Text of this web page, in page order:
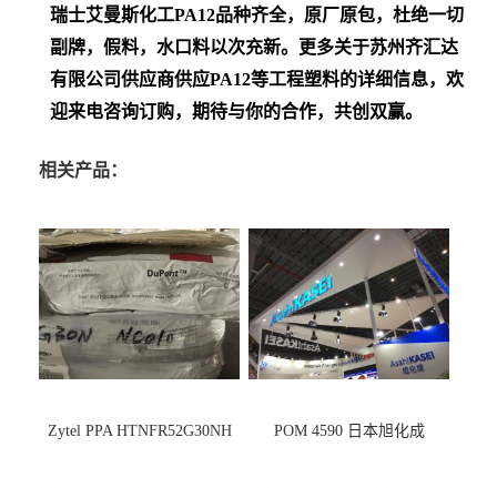
瑞士艾曼斯化工PA12品种齐全，原厂原包，杜绝一切
副牌，假料，水口料以次充新。更多关于苏州齐汇达
有限公司供应商供应PA12等工程塑料的详细信息，欢
迎来电咨询订购，期待与你的合作，共创双赢。
相关产品：
Zytel PPA HTNFR52G30NH POM 4590 日本旭化成